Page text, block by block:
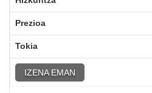
IZENA EMAN